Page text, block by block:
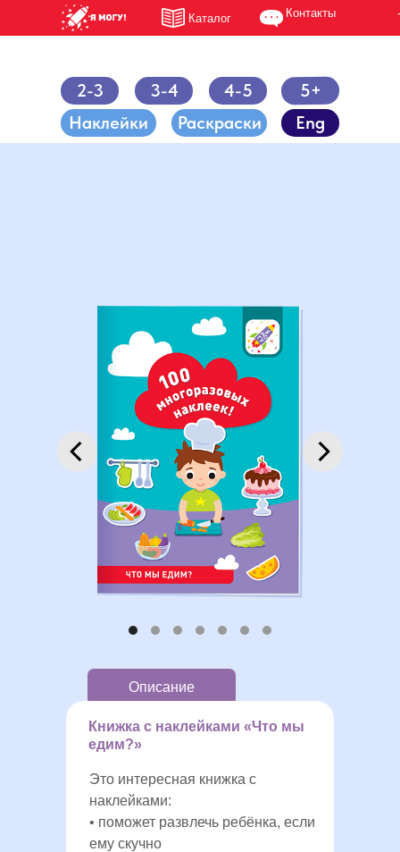
Каталог Контакты
2-3
Наклейки
Раскраски
3-4 4-5 5+
Eng
Описание
Книжка с наклейками «Что мы
едим?»
Это интересная книжка с
наклейками:
• поможет развлечь ребёнка, если
ему скучно